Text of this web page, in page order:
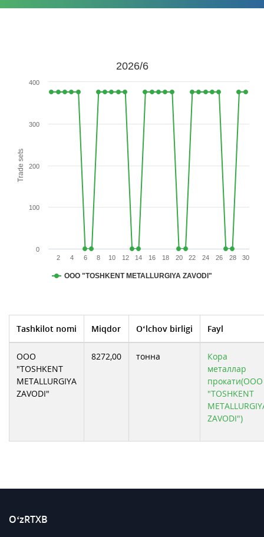
Trade sets
2026/6
ООО "TOSHKENT METALLURGIYA ZAVODI"
2 4 6 8 10 12 14 16 18 20 22 24 26 28 30
0
100
200
300
400
Tashkilot nomi Miqdor O‘lchov birligi Fayl
ООО
"TOSHKENT
METALLURGIYA
ZAVODI"
8272,00 тонна
Кора
металлар
прокати(ООО
"TOSHKENT
ZAVODI")
O‘zRTXB